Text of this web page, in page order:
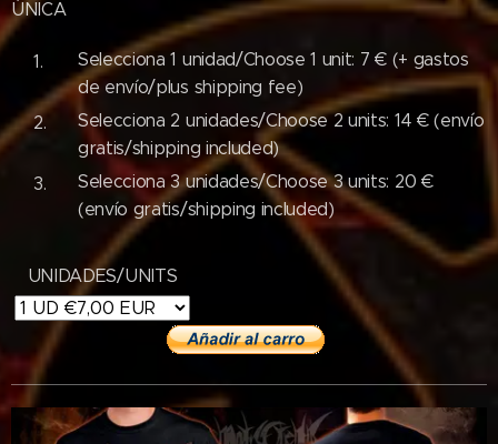
ÚNICA
Selecciona 1 unidad/Choose 1 unit: 7 € (+ gastos
de envío/plus shipping fee)
Selecciona 2 unidades/Choose 2 units: 14 € (envío
gratis/shipping included)
Selecciona 3 unidades/Choose 3 units: 20 €
(envío gratis/shipping included)
UNIDADES/UNITS